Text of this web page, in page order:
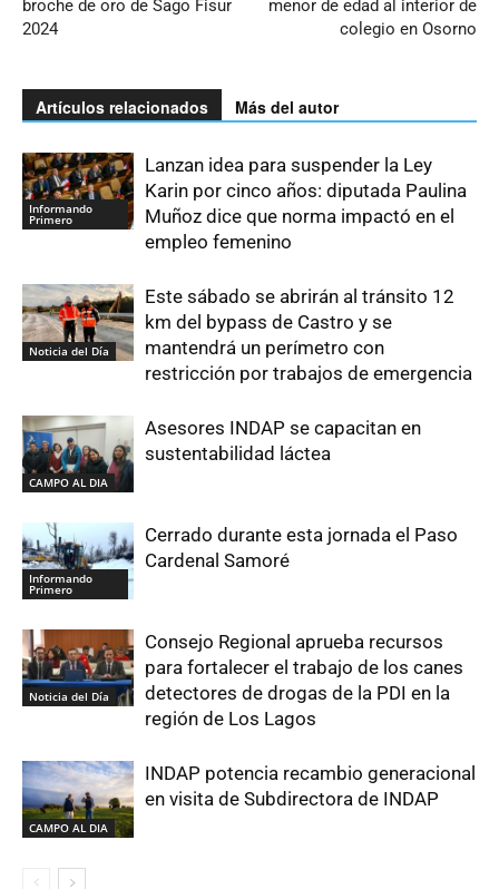
broche de oro de Sago Fisur
2024
menor de edad al interior de
colegio en Osorno
Artículos relacionados Más del autor
Informando
Primero
Lanzan idea para suspender la Ley
Karin por cinco años: diputada Paulina
Muñoz dice que norma impactó en el
empleo femenino
Noticia del Día
Este sábado se abrirán al tránsito 12
km del bypass de Castro y se
mantendrá un perímetro con
restricción por trabajos de emergencia
CAMPO AL DIA
Asesores INDAP se capacitan en
sustentabilidad láctea
Informando
Primero
Cerrado durante esta jornada el Paso
Cardenal Samoré
Noticia del Día
Consejo Regional aprueba recursos
para fortalecer el trabajo de los canes
detectores de drogas de la PDI en la
región de Los Lagos
CAMPO AL DIA
INDAP potencia recambio generacional
en visita de Subdirectora de INDAP